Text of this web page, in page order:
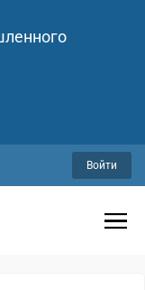
Войти